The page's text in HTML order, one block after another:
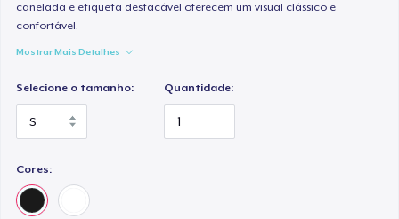
canelada e etiqueta destacável oferecem um visual clássico e
confortável.
Mostrar Mais Detalhes
Selecione o tamanho: Quantidade:
Cores: